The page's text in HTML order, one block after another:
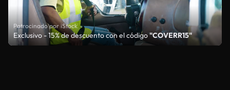
Patrocinado por iStock
Exclusivo - 15% de descuento con el código"COVERR15"